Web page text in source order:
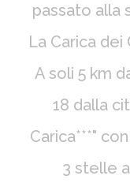
passato alla
La Carica dei
A soli 5 km
18 dalla
Carica***"
3 stelle